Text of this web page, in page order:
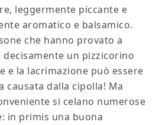
leggermente piccante e
aromatico e balsamico.
che hanno provato a
un pizzicorino
e la lacrimazione può essere
causata dalla cipolla! Ma
si celano numerose
in primis una buona